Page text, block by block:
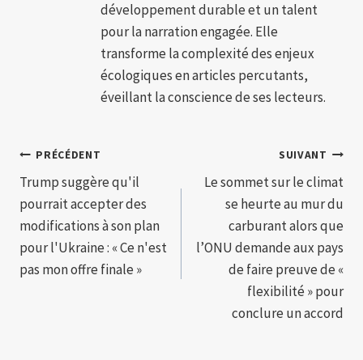
développement durable et un talent
pour la narration engagée. Elle
transforme la complexité des enjeux
écologiques en articles percutants,
éveillant la conscience de ses lecteurs.
Navigation
de
l’article
PRÉCÉDENT
Trump suggère qu'il
pourrait accepter des
modifications à son plan
pour l'Ukraine : « Ce n'est
pas mon offre finale »
SUIVANT
Le sommet sur le climat
se heurte au mur du
carburant alors que
l’ONU demande aux pays
de faire preuve de «
flexibilité » pour
conclure un accord